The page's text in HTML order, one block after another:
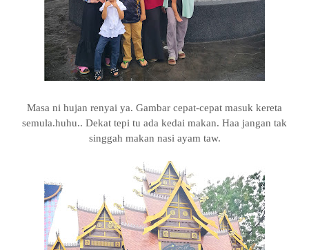
Masa ni hujan renyai ya. Gambar cepat-cepat masuk kereta
semula.huhu.. Dekat tepi tu ada kedai makan. Haa jangan tak
singgah makan nasi ayam taw.